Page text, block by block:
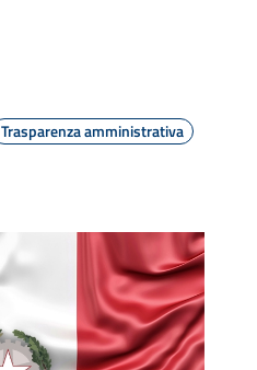
Trasparenza amministrativa